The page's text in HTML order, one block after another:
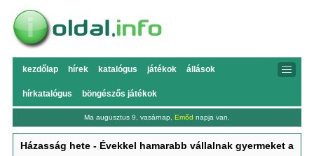
kezdőlap hírek katalógus játékok állások
hírkatalógus böngészős játékok
Ma augusztus 9, vasárnap, Emőd napja van.
Házasság hete - Évekkel hamarabb vállalnak gyermeket a